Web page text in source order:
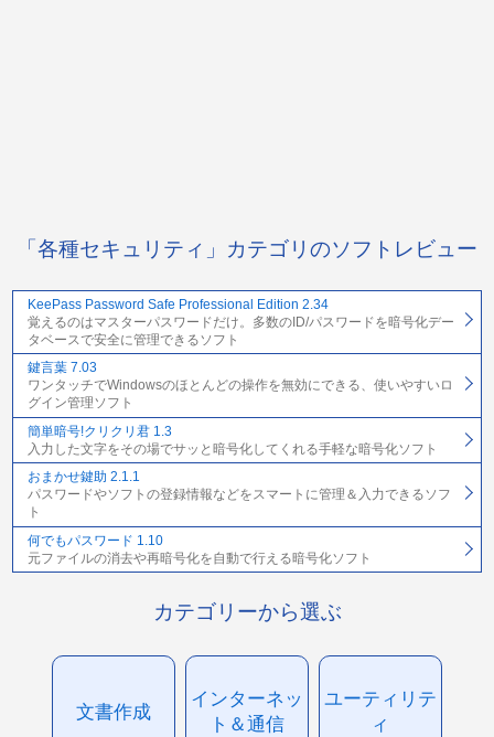
「各種セキュリティ」カテゴリのソフトレビュー
KeePass Password Safe Professional Edition 2.34
覚えるのはマスターパスワードだけ。多数のID/パスワードを暗号化デー
タベースで安全に管理できるソフト
鍵言葉 7.03
ワンタッチでWindowsのほとんどの操作を無効にできる、使いやすいロ
グイン管理ソフト
簡単暗号!クリクリ君 1.3
入力した文字をその場でサッと暗号化してくれる手軽な暗号化ソフト
おまかせ鍵助 2.1.1
パスワードやソフトの登録情報などをスマートに管理＆入力できるソフ
ト
何でもパスワード 1.10
元ファイルの消去や再暗号化を自動で行える暗号化ソフト
カテゴリーから選ぶ
文書作成
インターネッ
ト＆通信
ユーティリテ
ィ